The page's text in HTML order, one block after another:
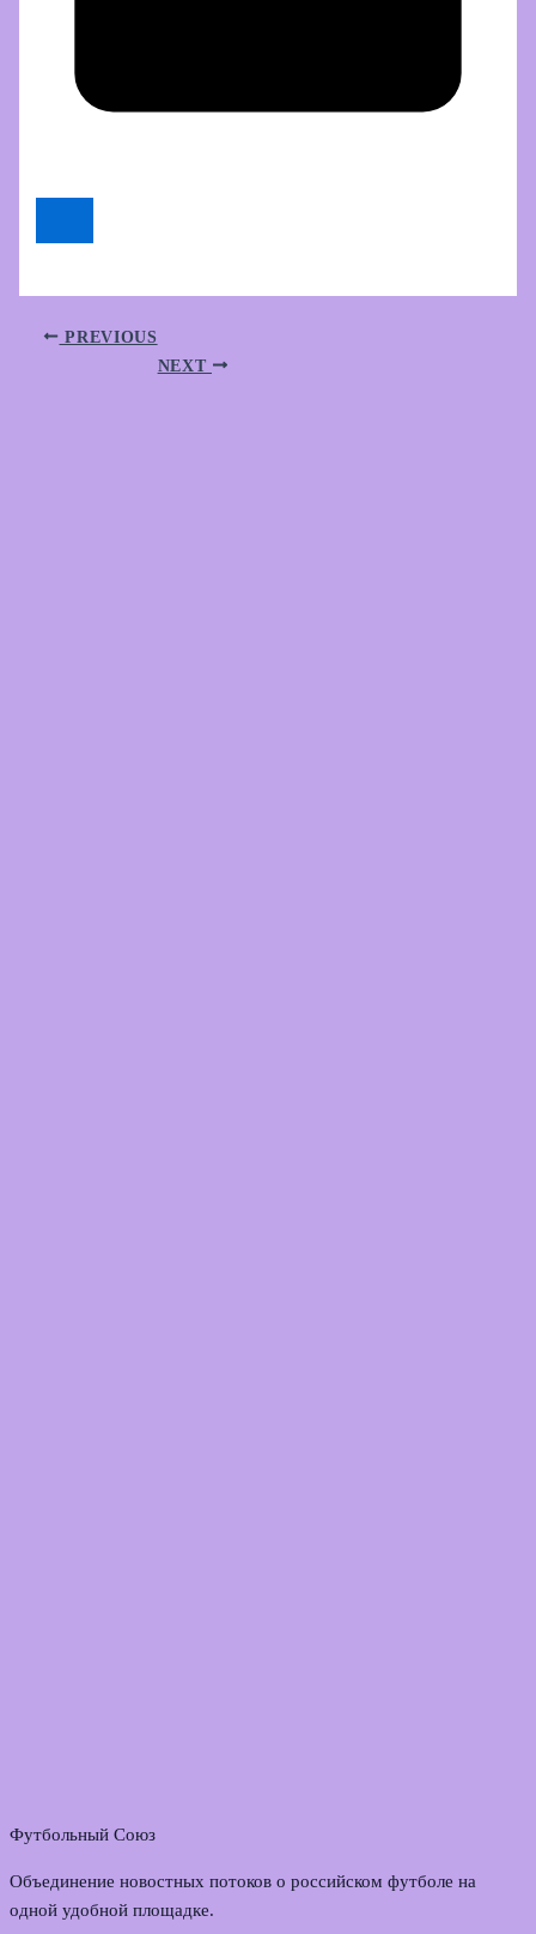
PREVIOUS
NEXT
Футбольный Союз
Объединение новостных потоков о российском футболе на
одной удобной площадке.